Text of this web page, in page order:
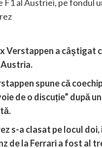
Verstappen a câştigat
spune că
de o discuție” după
s-a clasat pe locul doi,
de la Ferrari a fost al